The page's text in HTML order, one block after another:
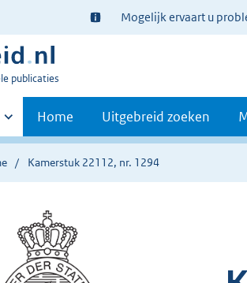
Ter
informatie:
Mogelijk ervaart u
publicaties
Home Uitgebreid zoeken
Kamerstuk 22112, nr. 1294